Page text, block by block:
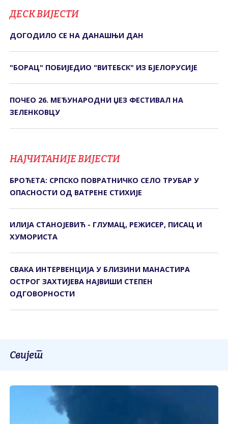
ДЕСК ВИЈЕСТИ
ДОГОДИЛО СЕ НА ДАНАШЊИ ДАН
"БОРАЦ" ПОБИЈЕДИО "ВИТЕБСК" ИЗ БЈЕЛОРУСИЈЕ
ПОЧЕО 26. МЕЂУНАРОДНИ ЏЕЗ ФЕСТИВАЛ НА
ЗЕЛЕНКОВЦУ
НАЈЧИТАНИЈЕ ВИЈЕСТИ
БРОЋЕТА: СРПСКО ПОВРАТНИЧКО СЕЛО ТРУБАР У
ОПАСНОСТИ ОД ВАТРЕНЕ СТИХИЈЕ
ИЛИЈА СТАНОЈЕВИЋ - ГЛУМАЦ, РЕЖИСЕР, ПИСАЦ И
ХУМОРИСТА
СВАКА ИНТЕРВЕНЦИЈА У БЛИЗИНИ МАНАСТИРА
ОСТРОГ ЗАХТИЈЕВА НАЈВИШИ СТЕПЕН
ОДГОВОРНОСТИ
Свијет